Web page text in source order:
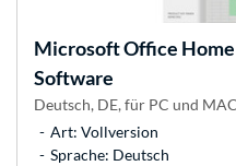
MicrosoftOffice
Software
Deutsch, DE, für PC und MAC
Art: Vollversion
Sprache: Deutsch